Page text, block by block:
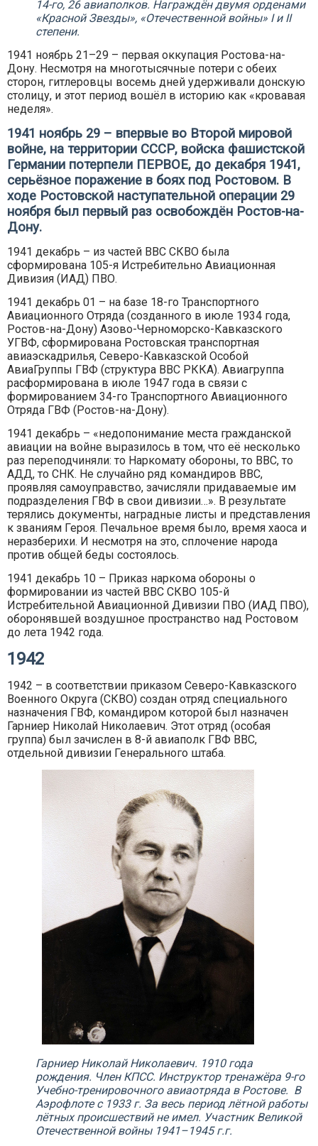
14-го, 26 авиаполков. Награждён двумя орденами
«Красной Звезды», «Отечественной войны» I и II
степени.
1941 ноябрь 21–29 – первая оккупация Ростова-на-
Дону. Несмотря на многотысячные потери с обеих
сторон, гитлеровцы восемь дней удерживали донскую
столицу, и этот период вошёл в историю как «кровавая
неделя».
1941 ноябрь 29 – впервые во Второй мировой
войне, на территории СССР, войска фашистской
Германии потерпели ПЕРВОЕ, до декабря 1941,
серьёзное поражение в боях под Ростовом. В
ходе Ростовской наступательной операции 29
ноября был первый раз освобождён Ростов-на-
Дону.
1941 декабрь – из частей ВВС СКВО была
сформирована 105-я Истребительно Авиационная
Дивизия (ИАД) ПВО.
1941 декабрь 01 – на базе 18-го Транспортного
Авиационного Отряда (созданного в июле 1934 года,
Ростов-на-Дону) Азово-Черноморско-Кавказского
УГВФ, сформирована Ростовская транспортная
авиаэскадрилья, Северо-Кавказской Особой
АвиаГруппы ГВФ (структура ВВС РККА). Авиагруппа
расформирована в июле 1947 года в связи с
формированием 34-го Транспортного Авиационного
Отряда ГВФ (Ростов-на-Дону).
1941 декабрь – «недопонимание места гражданской
авиации на войне выразилось в том, что её несколько
раз переподчиняли: то Наркомату обороны, то ВВС, то
АДД, то СНК. Не случайно ряд командиров ВВС,
проявляя самоуправство, зачисляли придаваемые им
подразделения ГВФ в свои дивизии…». В результате
терялись документы, наградные листы и представления
к званиям Героя. Печальное время было, время хаоса и
неразберихи. И несмотря на это, сплочение народа
против общей беды состоялось.
1941 декабрь 10 – Приказ наркома обороны о
формировании из частей ВВС СКВО 105-й
Истребительной Авиационной Дивизии ПВО (ИАД ПВО),
оборонявшей воздушное пространство над Ростовом
до лета 1942 года.
1942
1942 – в соответствии приказом Северо-Кавказского
Военного Округа (СКВО) создан отряд специального
назначения ГВФ, командиром которой был назначен
Гарниер Николай Николаевич. Этот отряд (особая
группа) был зачислен в 8-й авиаполк ГВФ ВВС,
отдельной дивизии Генерального штаба.
Гарниер Николай Николаевич. 1910 года
рождения. Член КПСС. Инструктор тренажёра 9-го
Учебно-тренировочного авиаотряда в Ростове. В
Аэрофлоте с 1933 г. За весь период лётной работы
лётных происшествий не имел. Участник Великой
Отечественной войны 1941–1945 г.г.